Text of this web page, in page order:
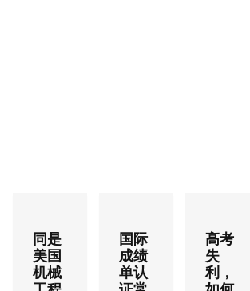
同是
美国
机械
国际
成绩
单认
高考
失
利，